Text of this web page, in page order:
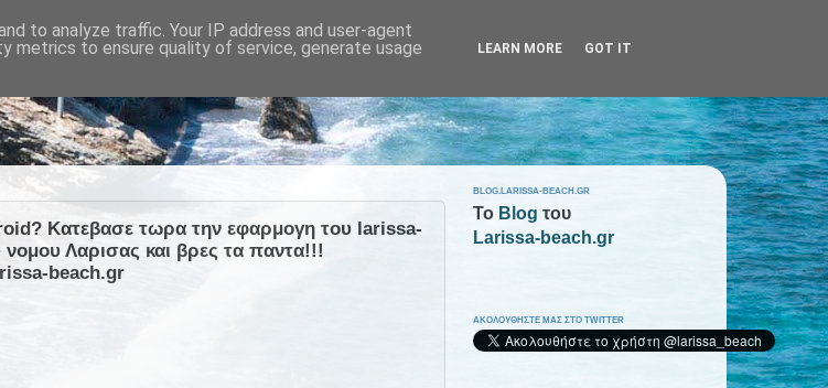
Κατεβασε τωρα την εφαρμογη του larissa-
Λαρισας και βρες τα παντα!!!
beach.gr
BLOG.LARISSA-BEACH.GR
To Blog του
Larissa-beach.gr
ΑΚΟΛΟΥΘΗΣΤΕ ΜΑΣ ΣΤΟ TWITTER
to analyze traffic. Your IP address and user-agent
metrics to ensure quality of service, generate usage
LEARN MORE GOT IT